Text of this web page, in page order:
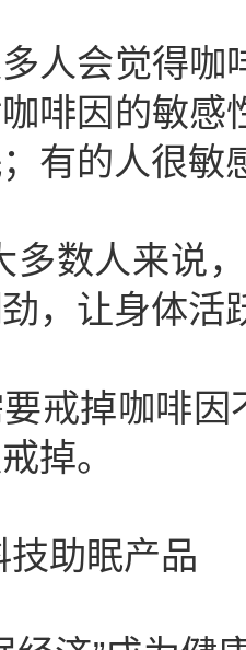
人会觉得咖
啡因的敏感
有的人很敏
多数人来说
，让身体
戒掉咖啡因
掉。
助眠产品